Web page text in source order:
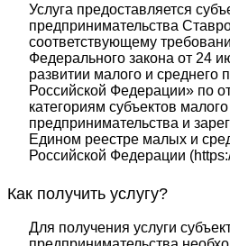
Услуга предоставляется
предпринимательства
соответствующему
Федерального закона от 24
развитии малого и среднего
Российской Федерации» по
категориям субъектов
предпринимательства и
Едином реестре малых и
Российской Федерации
Как получить услугу?
Для получения услуги